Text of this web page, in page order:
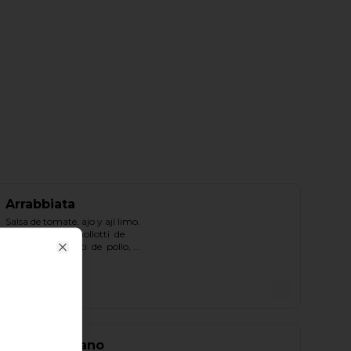
Arrabbiata
Salsa de tomate, ajo y ají limo.
Escoger una: agnollotti  de
ricotta, cappelletti  de  pollo,
Pesto Peruano